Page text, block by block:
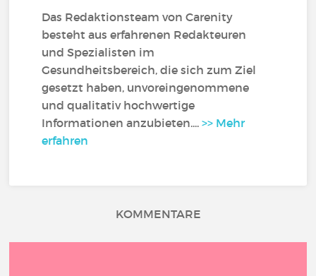
Das Redaktionsteam von Carenity
besteht aus erfahrenen Redakteuren
und Spezialisten im
Gesundheitsbereich, die sich zum Ziel
gesetzt haben, unvoreingenommene
und qualitativ hochwertige
Informationen anzubieten....>> Mehr
erfahren
KOMMENTARE